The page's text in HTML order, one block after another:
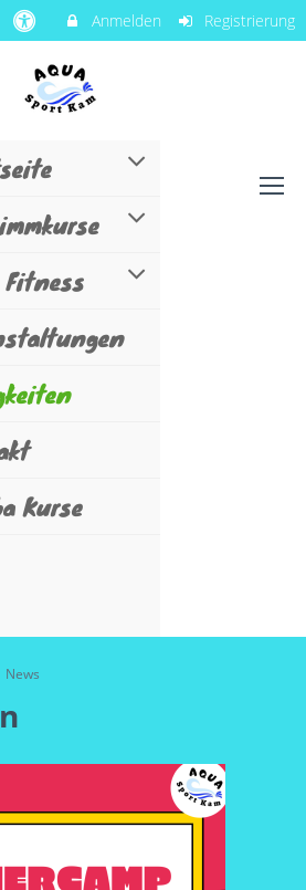
Anmelden Registrierung
Kurse
News